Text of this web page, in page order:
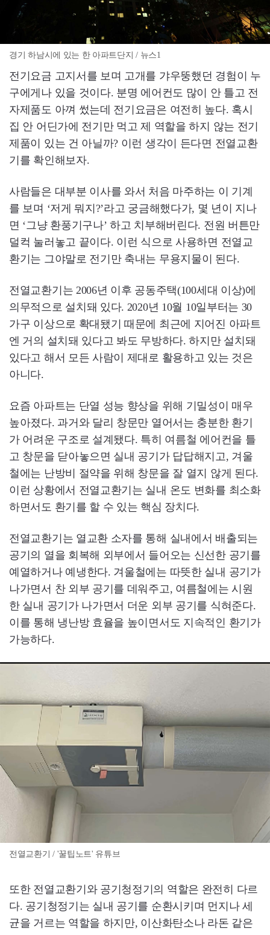
경기 하남시에 있는 한 아파트단지 / 뉴스1
전기요금 고지서를 보며 고개를 갸우뚱했던 경험이 누
구에게나 있을 것이다. 분명 에어컨도 많이 안 틀고 전
자제품도 아껴 썼는데 전기요금은 여전히 높다. 혹시
집 안 어딘가에 전기만 먹고 제 역할을 하지 않는 전기
제품이 있는 건 아닐까? 이런 생각이 든다면 전열교환
기를 확인해보자.
사람들은 대부분 이사를 와서 처음 마주하는 이 기계
를 보며 ‘저게 뭐지?’라고 궁금해했다가, 몇 년이 지나
면 ‘그냥 환풍기구나’ 하고 치부해버린다. 전원 버튼만
덜컥 눌러놓고 끝이다. 이런 식으로 사용하면 전열교
환기는 그야말로 전기만 축내는 무용지물이 된다.
전열교환기는 2006년 이후 공동주택(100세대 이상)에
의무적으로 설치돼 있다. 2020년 10월 10일부터는 30
가구 이상으로 확대됐기 때문에 최근에 지어진 아파트
엔 거의 설치돼 있다고 봐도 무방하다. 하지만 설치돼
있다고 해서 모든 사람이 제대로 활용하고 있는 것은
아니다.
요즘 아파트는 단열 성능 향상을 위해 기밀성이 매우
높아졌다. 과거와 달리 창문만 열어서는 충분한 환기
가 어려운 구조로 설계됐다. 특히 여름철 에어컨을 틀
고 창문을 닫아놓으면 실내 공기가 답답해지고, 겨울
철에는 난방비 절약을 위해 창문을 잘 열지 않게 된다.
이런 상황에서 전열교환기는 실내 온도 변화를 최소화
하면서도 환기를 할 수 있는 핵심 장치다.
전열교환기는 열교환 소자를 통해 실내에서 배출되는
공기의 열을 회복해 외부에서 들어오는 신선한 공기를
예열하거나 예냉한다. 겨울철에는 따뜻한 실내 공기가
나가면서 찬 외부 공기를 데워주고, 여름철에는 시원
한 실내 공기가 나가면서 더운 외부 공기를 식혀준다.
이를 통해 냉난방 효율을 높이면서도 지속적인 환기가
가능하다.
전열교환기 / '꿀팁노트' 유튜브
또한 전열교환기와 공기청정기의 역할은 완전히 다르
다. 공기청정기는 실내 공기를 순환시키며 먼지나 세
균을 거르는 역할을 하지만, 이산화탄소나 라돈 같은